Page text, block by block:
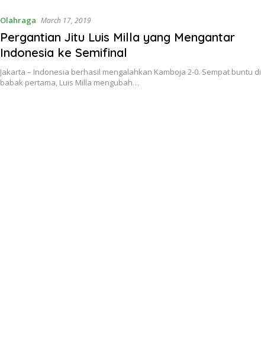
Olahraga March 17, 2019
Pergantian Jitu Luis Milla yang Mengantar
Indonesia ke Semifinal
Jakarta – Indonesia berhasil mengalahkan Kamboja 2-0. Sempat buntu di
babak pertama, Luis Milla mengubah…